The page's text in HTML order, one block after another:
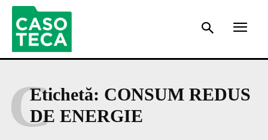
Etichetă: CONSUM REDUS
DE ENERGIE
C